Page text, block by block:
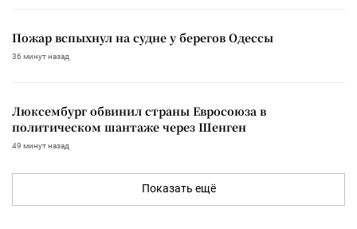
Пожар вспыхнул на судне у берегов Одессы
36 минут назад
Люксембург обвинил страны Евросоюза в
политическом шантаже через Шенген
49 минут назад
Показать ещё